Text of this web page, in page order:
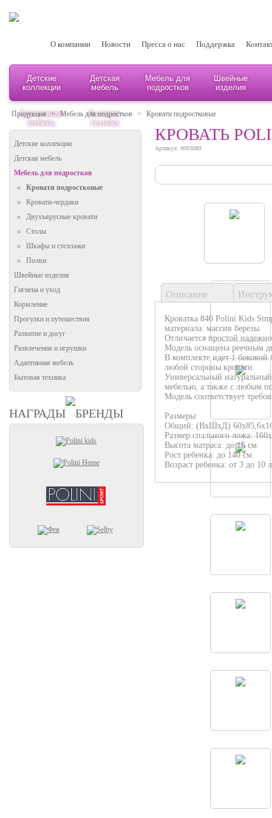
О компании Новости Пресса о нас Поддержка
Детские
коллекции
Детская
мебель
Мебель для
подростков
Швейные
изделия
Адаптивная
мебель
Бытовая
техника
Продукция > Мебель для подростков > Кровати подростковые
Детские коллекции
Детская мебель
Мебель для подростков
Кровати подростковые
Кровати-чердаки
Двухъярусные кровати
Столы
Шкафы и стеллажи
Полки
Швейные изделия
Гигиена и уход
Кормление
Прогулки и путешествия
Развитие и досуг
Развлечения и игрушки
Адаптивная мебель
Бытовая техника
НАГРАДЫ БРЕНДЫ
КРОВАТЬ
Артикул: 0003089
Описание
Кроватка 840 Polini Kids
материала: массив березы.
Отличается простой
Модель оснащена реечным
В комплекте идет 1
любой стороны кровати.
Универсальный натуральный
мебелью, а также с любым
Модель соответствует
Размеры:
Общий: (ВхШхД)
Размер спального ложа:
Высота матраса: до 15 см.
Рост ребенка: до 140 см.
Возраст ребенка: от 3 до 10